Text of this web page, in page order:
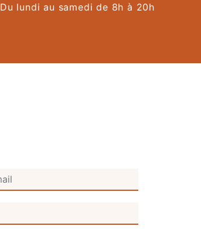
Du lundi au samedi de 8h à 20h